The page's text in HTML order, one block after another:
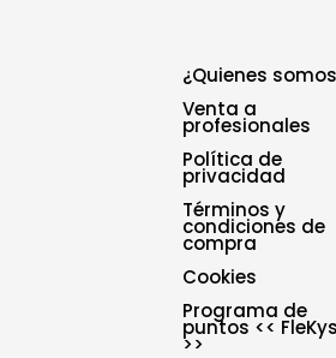
¿Quienes
Venta a
profesionales
Política de
privacidad
Términos y
condiciones de
compra
Cookies
Programa de
puntos << FleKys
>>